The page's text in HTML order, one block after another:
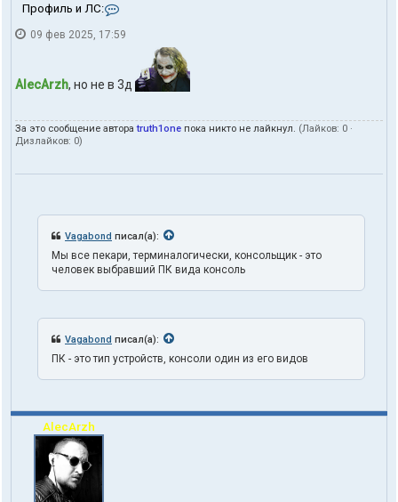
Профиль и ЛС:
н
к
т
п
о
з
т
л
я
t
u
t
1
o
09 фев 2025, 17:59
AlecArzh, но не в 3д
За это сообщение автораtruth1one пока никто не лайкнул. (Лайков: 0 ·
Дизлайков: 0)
Vagabond писал(а):
Мы все пекари, терминалогически, консольщик - это
человек выбравший ПК вида консоль
Vagabond писал(а):
ПК - это тип устройств, консоли один из его видов
AlecArzh